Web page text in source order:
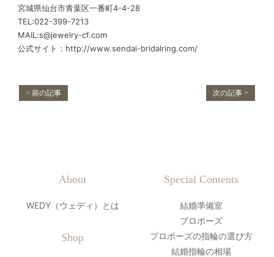
宮城県仙台市青葉区一番町4-4-28
TEL:022-399-7213
MAIL:s@jewelry-cf.com
公式サイト：http://www.sendai-bridalring.com/
< 前の記事 次の記事 >
About
WEDY（ウェディ）とは
Shop
Special Contents
結婚準備室
プロポーズ
プロポーズの指輪の選び方
結婚指輪の相場